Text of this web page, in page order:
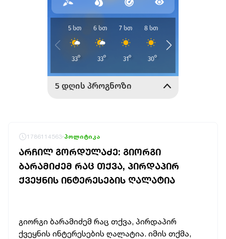
1786114563 პოლიტიკა
ᲐᲠᲩᲘᲚ ᲒᲝᲠᲓᲣᲚᲐᲫᲔ: ᲒᲘᲝᲠᲒᲘ
ᲑᲐᲠᲐᲛᲘᲫᲔᲛ ᲠᲐᲪ ᲗᲥᲕᲐ, ᲞᲘᲠᲓᲐᲞᲘᲠ
ᲥᲕᲔᲧᲜᲘᲡ ᲘᲜᲢᲔᲠᲔᲡᲔᲑᲘᲡ ᲦᲐᲚᲐᲢᲘᲐ
გიორგი ბარამიძემ რაც თქვა, პირდაპირ
ქვეყნის ინტერესების ღალატია. იმის თქმა,